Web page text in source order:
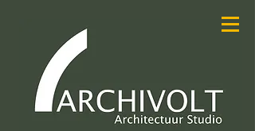
ARCHIVOLT
ARCHITECTUUR
STUDIO